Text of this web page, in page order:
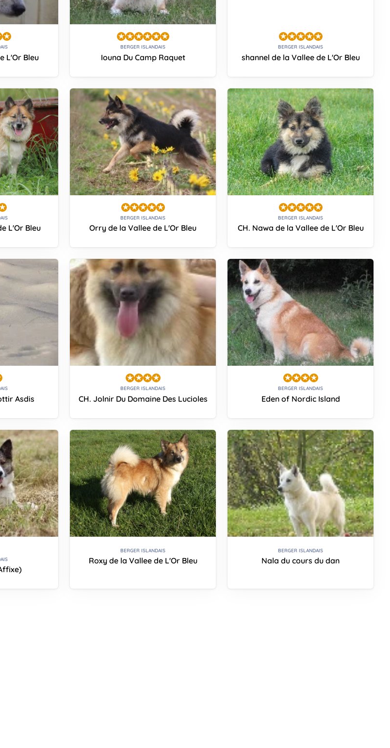
L'Or Bleu
BERGER ISLANDAIS
Iouna Du Camp Raquet
BERGER ISLANDAIS
shannel de la Vallee de L'Or Bleu
L'Or Bleu
BERGER ISLANDAIS
Orry de la Vallee de L'Or Bleu
BERGER ISLANDAIS
CH. Nawa de la Vallee de L'Or Bleu
Asdis
BERGER ISLANDAIS
CH. Jolnir Du Domaine Des Lucioles
BERGER ISLANDAIS
Eden of Nordic Island
BERGER ISLANDAIS
Roxy de la Vallee de L'Or Bleu
BERGER ISLANDAIS
Nala du cours du dan